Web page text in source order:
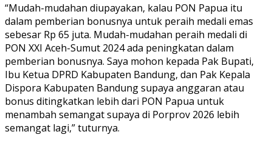
“Mudah-mudahan diupayakan, kalau PON Papua itu
dalam pemberian bonusnya untuk peraih medali emas
sebesar Rp 65 juta. Mudah-mudahan peraih medali di
PON XXI Aceh-Sumut 2024 ada peningkatan dalam
pemberian bonusnya. Saya mohon kepada Pak Bupati,
Ibu Ketua DPRD Kabupaten Bandung, dan Pak Kepala
Dispora Kabupaten Bandung supaya anggaran atau
bonus ditingkatkan lebih dari PON Papua untuk
menambah semangat supaya di Porprov 2026 lebih
semangat lagi,” tuturnya.